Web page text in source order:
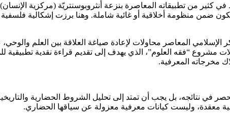
في كثير من تطبيقاته المعاصرة بنزعة أنثروبوسنتريّة (مركزية
ضمن منظومة أخلاقية أو غائية شاملة. وهنا برزت إشكالية
المعاصر محاولات لإعادة صياغة العلاقة بين العلم
مشروع “فقه العلوم”، الذي يهدف إلى تقديم قراءة نقدية
مخرجاته المعرفية.
في نتائجه، بل يجب أن تمتد إلى تحليل الشروط الحضارية
معقدة، وليست كيانات معرفية معزولة عن سياقها الحضاري.